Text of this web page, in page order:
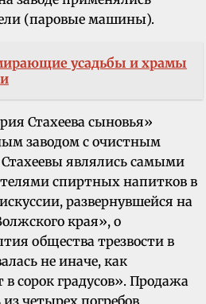
(паровые машины).
усадьбы и храмы
Стахеева сыновья»
заводом с очистным
Стахеевы являлись са­мыми
спиртных напитков в
развернувшейся на
края», о
общества трезвости в
не иначе, как
в со­рок градусов». Продажа